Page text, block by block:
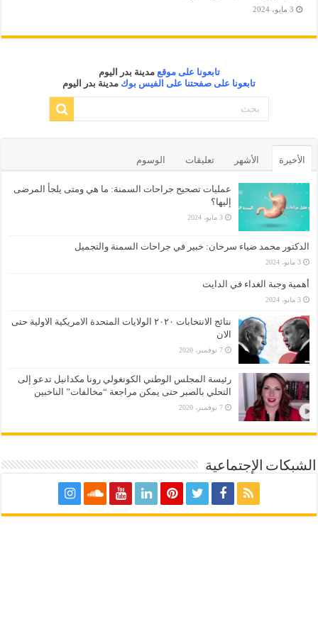
3 مايو، 2024
تابعونا على موقع مدينة بدر اليوم
تابعونا على صفحتنا على الفيس بوك مدينة بدر اليوم
الأخيرة الأشهر تعليقات الوسوم
عمليات تصحيح جراحات السمنة: ما هي ومتى يلجأ المرضى
إليها؟
3 مايو، 2024
الدكتور محمد ضياء سرحان: خبير في جراحات السمنة والتجميل
3 مايو، 2024
أهمية وجبة الغداء في الدايت
3 مايو، 2024
نتائج الانتخابات ٢٠٢٠ الولايات المتحدة الامريكية الاولية حتى
الان
7 نوفمبر، 2020
رئيسة المجلس الوطني الكونغولي رونا مكدانيل تدعو إلى
التحلي بالصبر حتى يمكن مراجعة “مخالفات” الناخبين
7 نوفمبر، 2020
الشبكات الإجتماعية